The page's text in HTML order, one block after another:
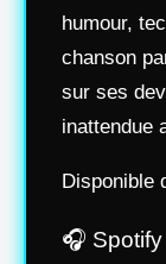
humour,
chanson
sur ses
inattendue
Disponible
🎧